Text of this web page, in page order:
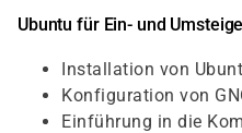
Ubuntu für Ein- und
Installation von
Konfiguration von
Einführung in die